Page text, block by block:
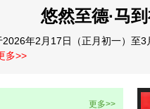
悠然至德·马
年2月17日（正月初一）
多>>
更多>>